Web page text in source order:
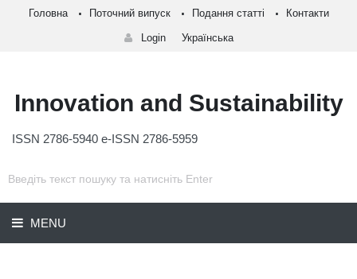
Головна Поточний випуск Подання статті Контакти
Login Українська
Innovation and Sustainability
ISSN 2786-5940 e-ISSN 2786-5959
MENU